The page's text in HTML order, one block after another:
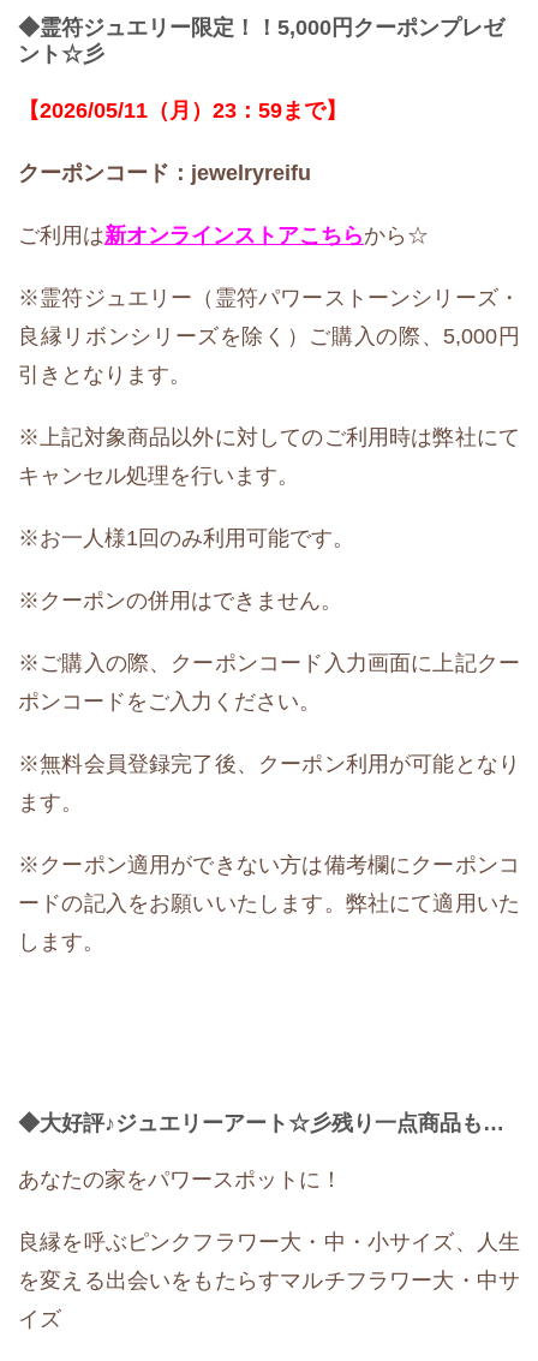
◆霊符ジュエリー限定！！5,000円クーポンプレゼ
ント☆彡
【2026/05/11（月）23：59まで】
クーポンコード：jewelryreifu
ご利用は新オンラインストアこちらから☆
※霊符ジュエリー（霊符パワーストーンシリーズ・
良縁リボンシリーズを除く）ご購入の際、5,000円
引きとなります。
※上記対象商品以外に対してのご利用時は弊社にて
キャンセル処理を行います。
※お一人様1回のみ利用可能です。
※クーポンの併用はできません。
※ご購入の際、クーポンコード入力画面に上記クー
ポンコードをご入力ください。
※無料会員登録完了後、クーポン利用が可能となり
ます。
※クーポン適用ができない方は備考欄にクーポンコ
ードの記入をお願いいたします。弊社にて適用いた
します。
◆大好評♪ジュエリーアート☆彡残り一点商品も…
あなたの家をパワースポットに！
良縁を呼ぶピンクフラワー大・中・小サイズ、人生
を変える出会いをもたらすマルチフラワー大・中サ
イズ